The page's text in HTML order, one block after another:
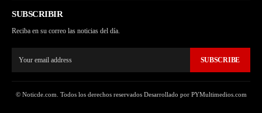
SUBSCRIBIR
Reciba en su correo las noticias del día.
SUBSCRIBE
© Noticde.com. Todos los derechos reservados Desarrollado por PYMultimedios.com